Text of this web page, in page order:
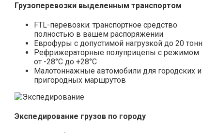
Грузоперевозки выделенным транспортом
FTL-перевозки: транспортное средство
полностью в вашем распоряжении
Еврофуры с допустимой нагрузкой до 20 тонн
Рефрижераторные полуприцепы с режимом
от -28°С до +28°С
Малотоннажные автомобили для городских и
пригородных маршрутов
Экспедирование грузов по городу